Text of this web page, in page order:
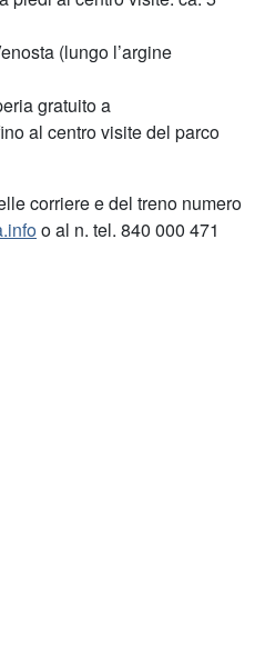
(lungo l’argine
gratuito a
al centro visite del parco
corriere e del treno numero
o al n. tel. 840 000 471